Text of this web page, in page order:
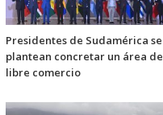
Presidentes de Sudamérica se
plantean concretar un área de
libre comercio